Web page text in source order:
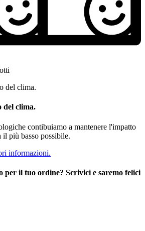
del clima.
contibuiamo a mantenere l'impatto
più basso possibile.
informazioni.
per il tuo ordine? Scrivici e saremo felici